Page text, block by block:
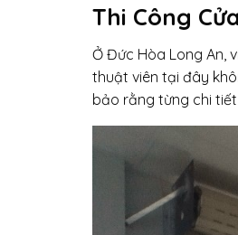
Thi Công
Ở Đức Hòa Long An,
thuật viên tại đây
bảo rằng từng chi